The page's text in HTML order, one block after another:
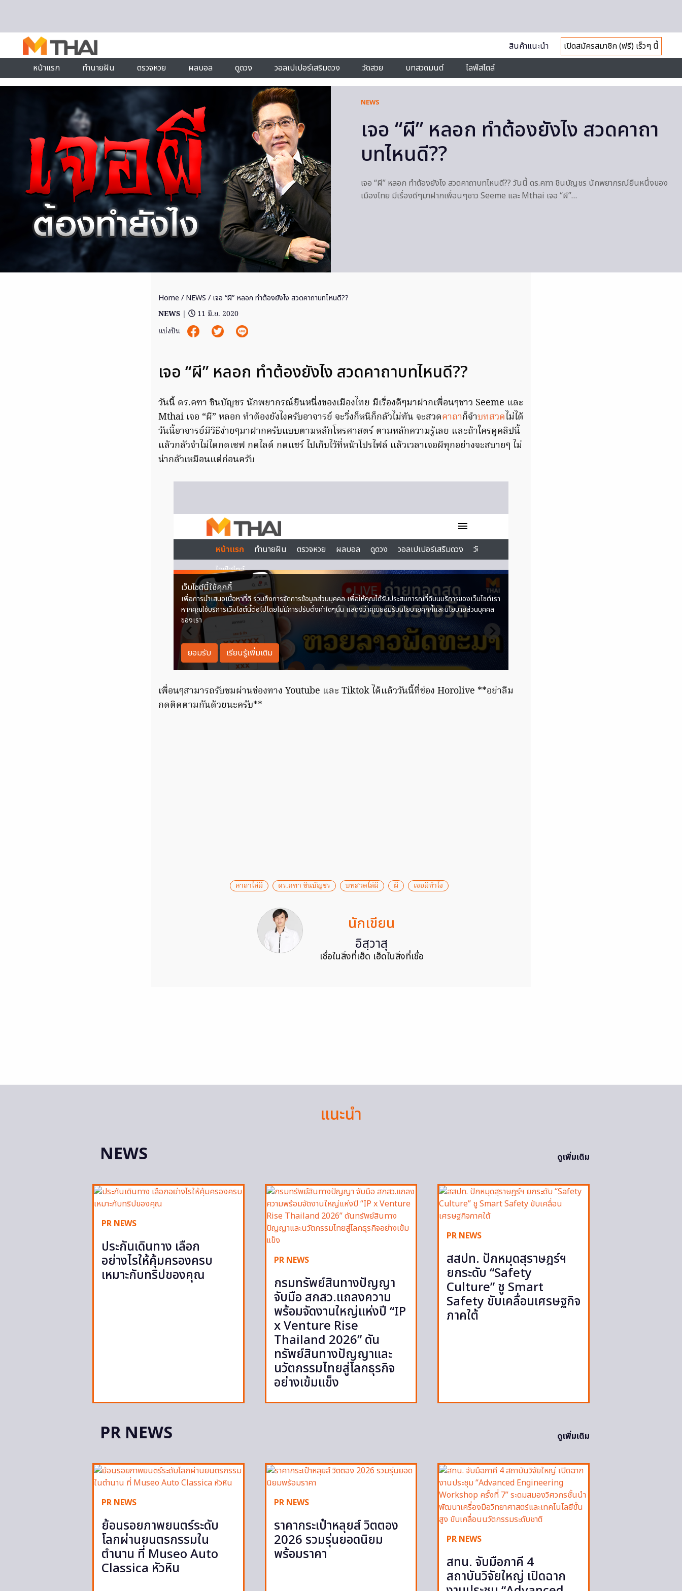
สินค้าแนะนำ
เปิดสมัครสมาชิก (ฟรี) เร็วๆ นี้
หน้าแรก
ทำนายฝัน ตรวจหวย ผลบอล ดูดวง วอลเปเปอร์เสริมดวง วัดสวย บทสวดมนต์ ไลฟ์สไตล์
NEWS
เจอ “ผี” หลอก ทำต้องยังไง สวดคาถา
บทไหนดี??
เจอ “ผี” หลอก ทำต้องยังไง สวดคาถาบทไหนดี?? วันนี้ ดร.คฑา ชินบัญชร นักพยากรณ์ยืนหนึ่งของ
เมืองไทย มีเรื่องดีๆมาฝากเพื่อนๆชาว Seeme และ Mthai เจอ “ผี”…
Home / NEWS / เจอ “ผี” หลอก ทำต้องยังไง สวดคาถาบทไหนดี??
NEWS |
11 มิ.ย. 2020
แบ่งปัน
เจอ “ผี” หลอก ทำต้องยังไง สวดคาถาบทไหนดี??
วันนี้ ดร.คฑา ชินบัญชร นักพยากรณ์ยืนหนึ่งของเมืองไทย มีเรื่องดีๆมาฝากเพื่อนๆชาว Seeme และ
Mthai เจอ “ผี” หลอก ทำต้องยังไงครับอาจารย์ จะวิ่งก็หนีก็กลัวไม่ทัน จะสวดคาถาก็จำบทสวดไม่ได้
วันนี้อาจารย์มีวิธีง่ายๆมาฝากครับแบบตามหลักโหรศาสตร์ ตามหลักความรู้เลย และถ้าใครดูคลิปนี้
แล้วกลัวจำไม่ไดกดเซฟ กดไลด์ กดแชร์ ไปเก็บไว้ที่หน้าโปรไฟล์ แล้วเวลาเจอผีทุกอย่างจะสบายๆ ไม่
น่ากลัวเหมือนแต่ก่อนครับ
เพื่อนๆสามารถรับชมผ่านช่องทาง Youtube และ Tiktok ได้แล้ววันนี้ที่ช่อง Horolive **อย่าลืม
กดติดตามกันด้วยนะครับ**
คาถาไล่ผี ดร.คฑา ชินบัญชร บทสวดไล่ผี ผี เจอผีทำไง
นักเขียน
อิสฺวาสุ
เชื่อในสิ่งที่เฮ็ด เฮ็ดในสิ่งที่เชื่อ
แนะนำ
NEWS
ดูเพิ่มเติม
PR NEWS
ประกันเดินทาง เลือก
อย่างไรให้คุ้มครองครบ
เหมาะกับทริปของคุณ
PR NEWS
กรมทรัพย์สินทางปัญญา
จับมือ สกสว.แถลงความ
พร้อมจัดงานใหญ่แห่งปี “IP
x Venture Rise
Thailand 2026” ดัน
ทรัพย์สินทางปัญญาและ
นวัตกรรมไทยสู่โลกธุรกิจ
อย่างเข้มแข็ง
PR NEWS
สสปท. ปักหมุดสุราษฎร์ฯ
ยกระดับ “Safety
Culture” ชู Smart
Safety ขับเคลื่อนเศรษฐกิจ
ภาคใต้
PR NEWS ดูเพิ่มเติม
PR NEWS
ย้อนรอยภาพยนตร์ระดับ
โลกผ่านยนตรกรรมใน
ตำนาน ที่ Museo Auto
Classica หัวหิน
PR NEWS
ราคากระเป๋าหลุยส์ วิตตอง
2026 รวมรุ่นยอดนิยม
พร้อมราคา
PR NEWS
สทน. จับมือภาคี 4
สถาบันวิจัยใหญ่ เปิดฉาก